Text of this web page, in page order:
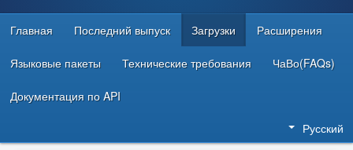
РЕСУРСЫ ДЛЯ РАЗРАБОТЧИКОВ
Главная Последний выпуск Загрузки Расширения
Языковые пакеты Технические требования ЧаВо(FAQs)
Документация по API
Русский